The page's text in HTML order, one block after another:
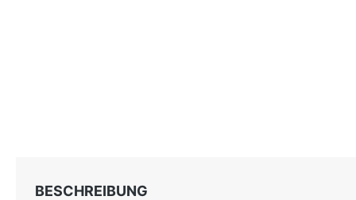
BESCHREIBUNG